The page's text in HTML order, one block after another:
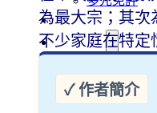
常見問題
關於我們
案例分享
歷年評鑑成績
為最大宗；其次
不少家庭在特